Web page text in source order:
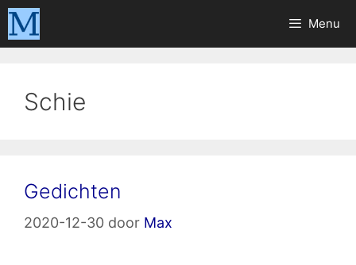
Ga
naar
de
Menu
Schie
Gedichten
2020-12-30 door Max